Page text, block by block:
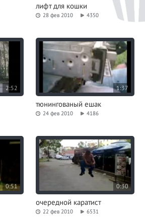
лифт для кошки
28 фев 2010 4350
2:52 1:37
тюнингованый ешак
24 фев 2010 4186
0:51 0:30
очередной каратист
22 фев 2010 6531